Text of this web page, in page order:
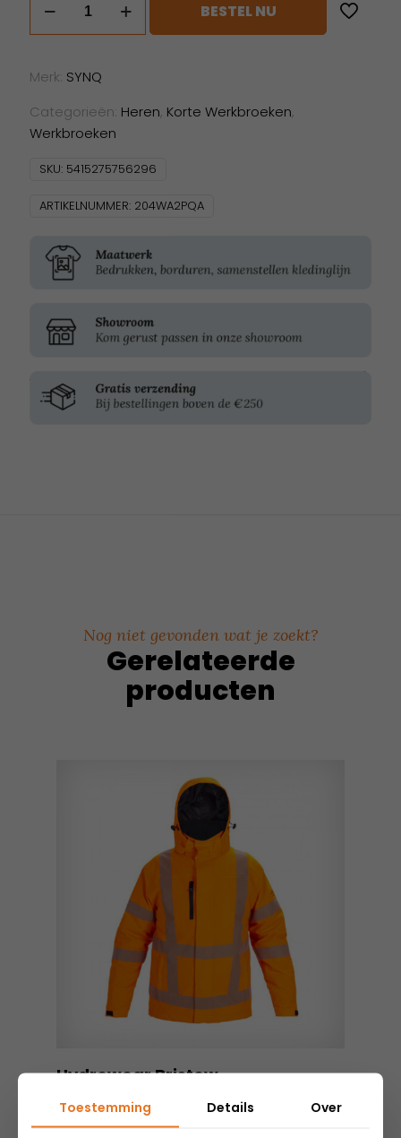
aantal
BESTEL NU
Merk: SYNQ
Categorieën: Heren, Korte Werkbroeken,
Werkbroeken
SKU: 5415275756296
ARTIKELNUMMER: 204WA2PQA
Nog niet gevonden wat je zoekt?
Gerelateerde
producten
Hydrowear Bristow
€140,95excl. BTW
Toestemming Details Over